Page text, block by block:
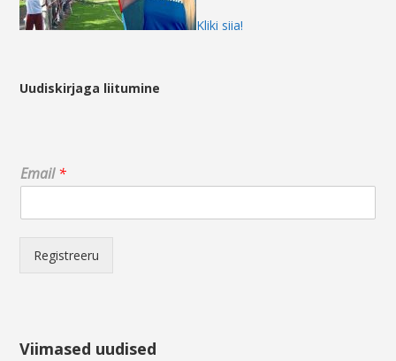
Kliki siia!
Uudiskirjaga liitumine
*
E
a
l
Email*
Registreeru
Viimased uudised